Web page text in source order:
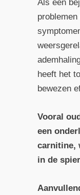
Als een
heeft het
bewezen
Vooral
een
carnitine,
in de